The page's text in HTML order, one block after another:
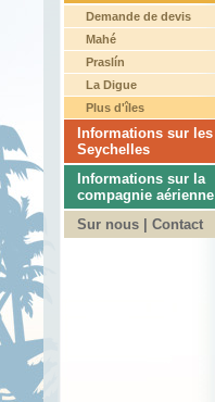
Demande de devis
Mahé
Praslín
La Digue
Plus d'îles
Informations sur les
Seychelles
Informations sur la
compagnie aérienne
Sur nous | Contact